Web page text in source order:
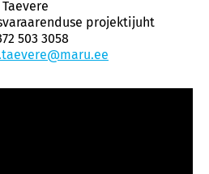
projektijuht
503 3058